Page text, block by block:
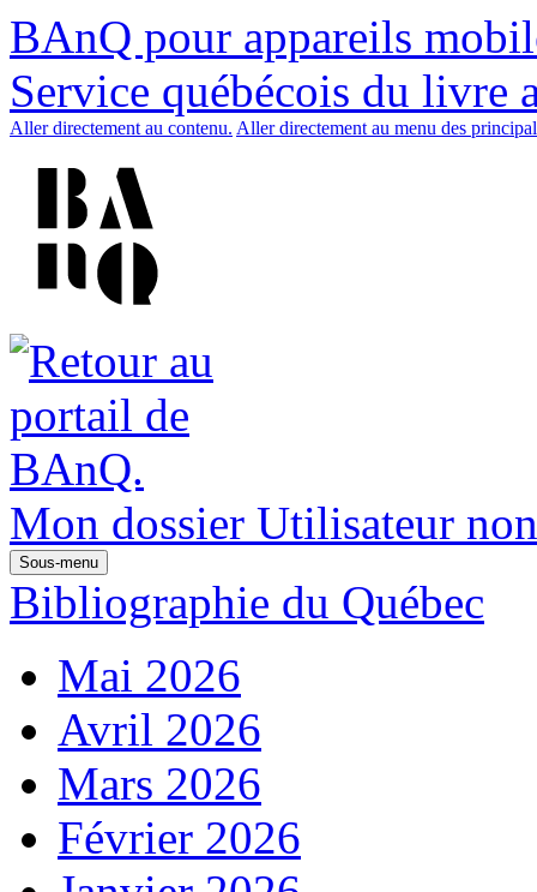
BAnQ pour appareils
Service québécois du livre
Aller directement au contenu. Aller directement au menu des
Mon dossier Utilisateur
Sous-menu
Bibliographie du Québec
Mai 2026
Avril 2026
Mars 2026
Février 2026